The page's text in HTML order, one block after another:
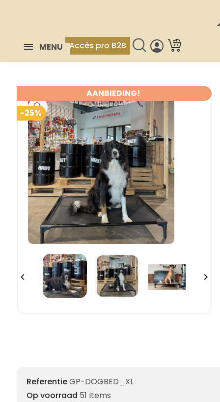
MENU Accès pro B2B
AANBIEDING!
-25%
 
ReferentieGP-DOGBED_XL
Op voorraad 51 Items